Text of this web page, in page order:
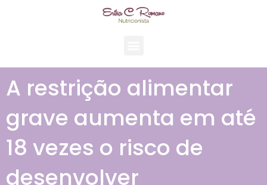
A restrição alimentar
grave aumenta em até
18 vezes o risco de
desenvolver